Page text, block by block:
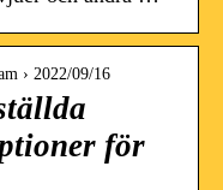
› 2022/09/16
för